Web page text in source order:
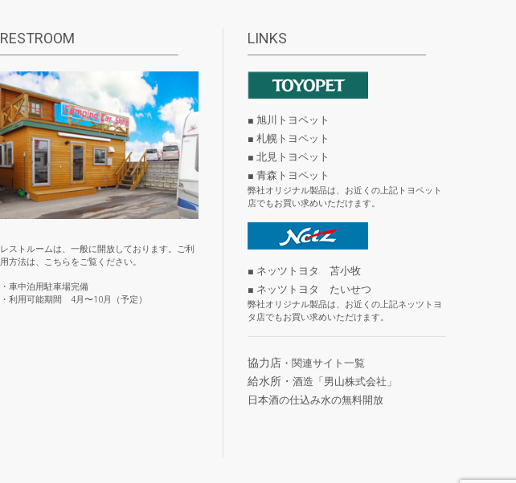
RESTROOM
レストルームは、一般に開放しております。ご利
用方法は、こちらをご覧ください。
・車中泊用駐車場完備
・利用可能期間 4月〜10月（予定）
LINKS
■ 旭川トヨペット
■ 札幌トヨペット
■ 北見トヨペット
■ 青森トヨペット
弊社オリジナル製品は、お近くの上記トヨペット
店でもお買い求めいただけます。
■ ネッツトヨタ 苫小牧
■ ネッツトヨタ たいせつ
弊社オリジナル製品は、お近くの上記ネッツトヨ
タ店でもお買い求めいただけます。
協力店・関連サイト一覧
給水所・ 酒造「男山株式会社」
日本酒の仕込み水の無料開放